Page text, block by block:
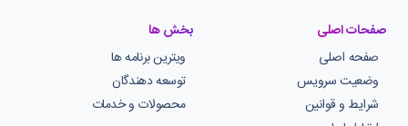
صفحات اصلی
صفحه اصلی
وضعیت سرویس
شرایط و قوانین
بخش ها
ویترین برنامه ها
توسعه دهندگان
محصولات و خدمات